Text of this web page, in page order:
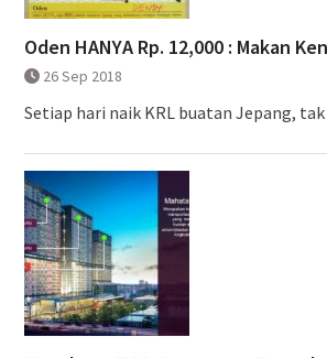
Oden HANYA Rp. 12,000 : Makan
26 Sep 2018
Setiap hari naik KRL buatan Jepang,